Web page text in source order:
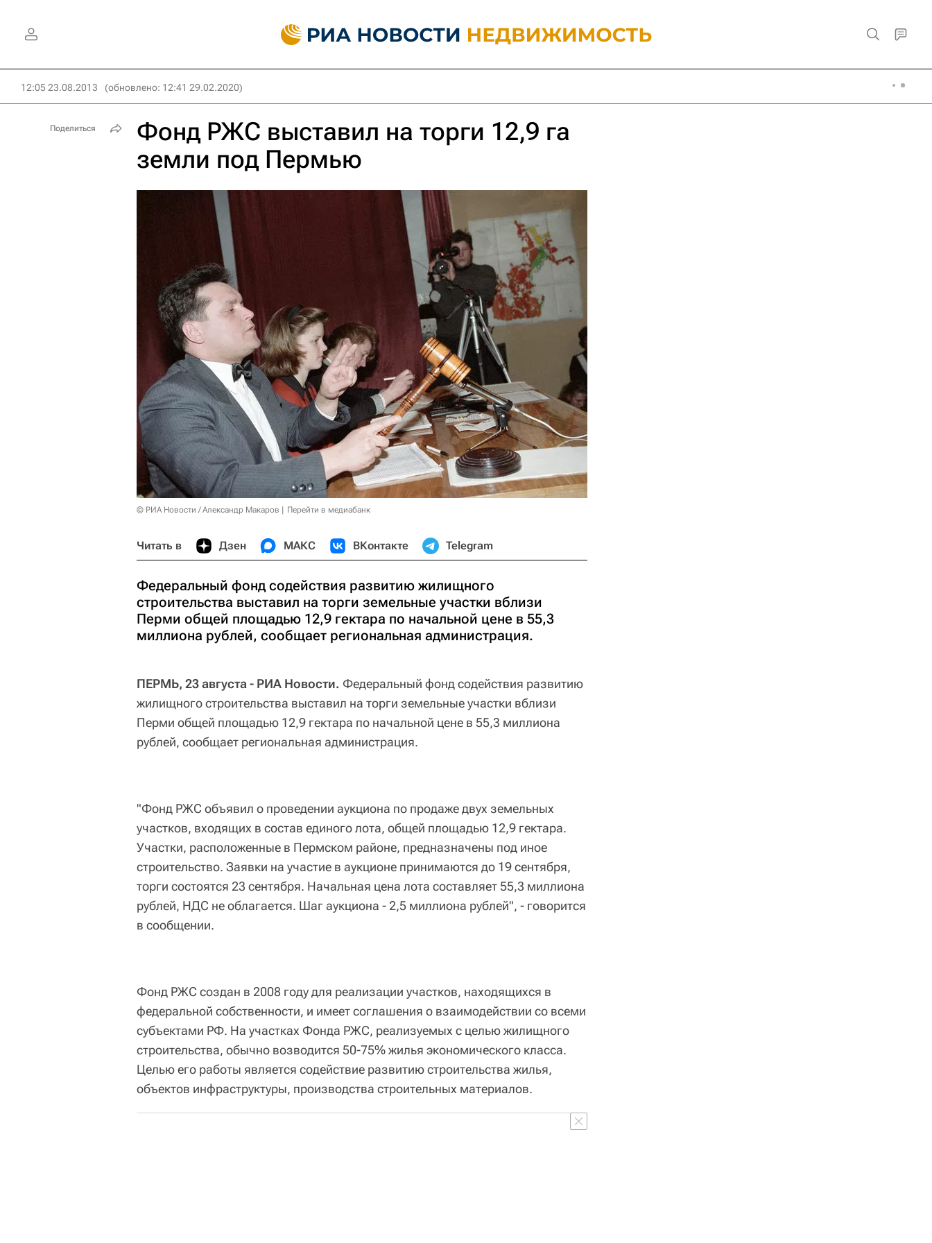
12:05 23.08.2013 (обновлено: 12:41 29.02.2020)
Фонд РЖС выставил на торги 12,9 га
земли под Пермью
© РИА Новости / Александр Макаров Перейти в медиабанк
Читать в Дзен МАКС ВКонтакте Telegram
Федеральный фонд содействия развитию жилищного
строительства выставил на торги земельные участки вблизи
Перми общей площадью 12,9 гектара по начальной цене в 55,3
миллиона рублей, сообщает региональная администрация.
ПЕРМЬ, 23 августа - РИА Новости. Федеральный фонд содействия развитию
жилищного строительства выставил на торги земельные участки вблизи
Перми общей площадью 12,9 гектара по начальной цене в 55,3 миллиона
рублей, сообщает региональная администрация.
"Фонд РЖС объявил о проведении аукциона по продаже двух земельных
участков, входящих в состав единого лота, общей площадью 12,9 гектара.
Участки, расположенные в Пермском районе, предназначены под иное
строительство. Заявки на участие в аукционе принимаются до 19 сентября,
торги состоятся 23 сентября. Начальная цена лота составляет 55,3 миллиона
рублей, НДС не облагается. Шаг аукциона - 2,5 миллиона рублей", - говорится
в сообщении.
Фонд РЖС создан в 2008 году для реализации участков, находящихся в
федеральной собственности, и имеет соглашения о взаимодействии со всеми
субъектами РФ. На участках Фонда РЖС, реализуемых с целью жилищного
строительства, обычно возводится 50-75% жилья экономического класса.
Целью его работы является содействие развитию строительства жилья,
объектов инфраструктуры, производства строительных материалов.
Поделиться